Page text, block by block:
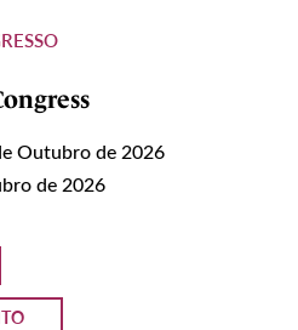
Outubro de 2026
de 2026